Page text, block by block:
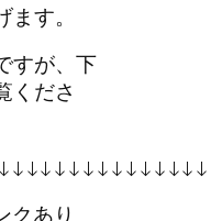
す。
すが、下
くださ
クあり